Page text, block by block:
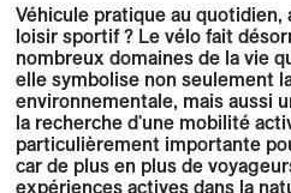
Véhicule pratique au
loisir sportif ? Le vélo fait
nombreux domaines de la vie
elle symbolise non seulement
environnementale, mais aussi
la recherche d'une mobilité
particulièrement importante
car de plus en plus de
expériences actives dans la